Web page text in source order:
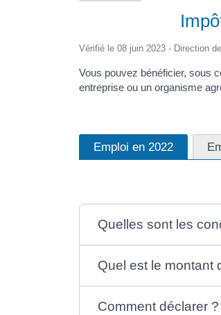
Vérifié le 08 juin 2023 - Direction
Vous pouvez bénéficier, sous
entreprise ou un organisme
Emploi en 2022
Quelles sont les
Quel est le montant
Comment déclarer ?